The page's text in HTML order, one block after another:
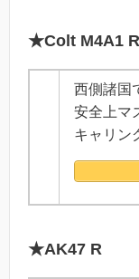
★Colt M4A1 R
西側諸国
安全上マ
キャリン
★AK47 R